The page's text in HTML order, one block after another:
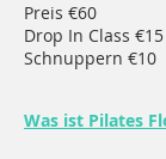
Preis €60
Drop In Class €15
Schnuppern €10
Was ist Pilates